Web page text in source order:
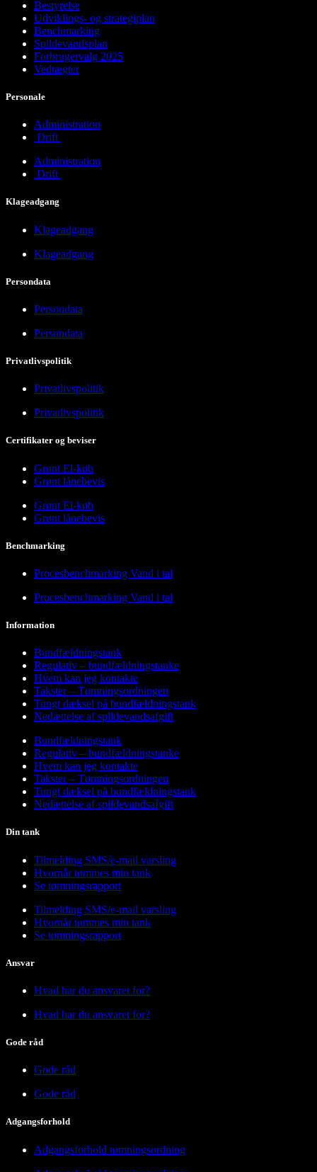
Bestyrelse
Udviklings- og strategiplan
Benchmarking
Spildevandsplan
Forbrugervalg 2025
Vedtægter
Personale
Administration
Drift
Administration
Drift
Klageadgang
Klageadgang
Klageadgang
Persondata
Persondata
Persondata
Privatlivspolitik
Privatlivspolitik
Privatlivspolitik
Certifikater og beviser
Grønt El-køb
Grønt lånebevis
Grønt El-køb
Grønt lånebevis
Benchmarking
Procesbenchmarking Vand i tal
Procesbenchmarking Vand i tal
Information
Bundfældningstank
Regulativ – bundfældningstanke
Hvem kan jeg kontakte
Takster – Tømningsordningen
Tungt dæksel på bundfældningstank
Nedættelse af spildevandsafgift
Bundfældningstank
Regulativ – bundfældningstanke
Hvem kan jeg kontakte
Takster – Tømningsordningen
Tungt dæksel på bundfældningstank
Nedættelse af spildevandsafgift
Din tank
Tilmelding SMS/e-mail varsling
Hvornår tømmes min tank
Se tømningsrapport
Tilmelding SMS/e-mail varsling
Hvornår tømmes min tank
Se tømningsrapport
Ansvar
Hvad har du ansvaret for?
Hvad har du ansvaret for?
Gode råd
Gode råd
Gode råd
Adgangsforhold
Adgangsforhold tømningsordning